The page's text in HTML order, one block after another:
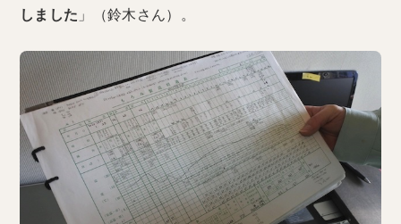
しました 」（鈴木さん）。